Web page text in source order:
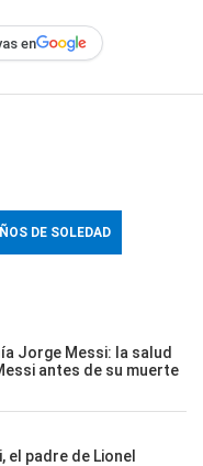
en
DE SOLEDAD
Jorge Messi: la salud
antes de su muerte
el padre de Lionel